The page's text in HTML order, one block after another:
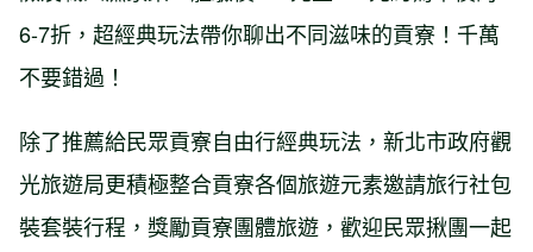
6-7折，超經典玩法帶你聊出不同滋味的貢寮！千萬
不要錯過！
除了推薦給民眾貢寮自由行經典玩法，新北市政府觀
光旅遊局更積極整合貢寮各個旅遊元素邀請旅行社包
裝套裝行程，獎勵貢寮團體旅遊，歡迎民眾揪團一起